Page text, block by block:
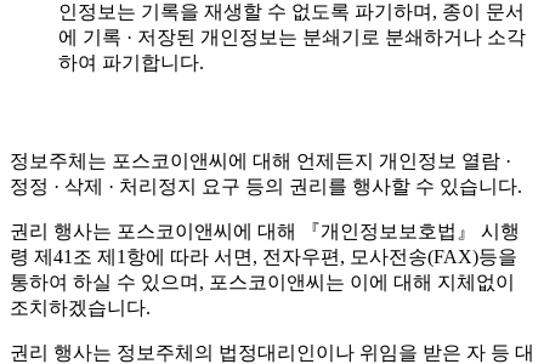
인정보는 기록을 재생할 수 없도록 파기하며, 종이 문서
에 기록 · 저장된 개인정보는 분쇄기로 분쇄하거나 소각
하여 파기합니다.
정보주체는 포스코이앤씨에 대해 언제든지 개인정보 열람 ·
정정 · 삭제 · 처리정지 요구 등의 권리를 행사할 수 있습니다.
권리 행사는 포스코이앤씨에 대해 『개인정보보호법』 시행
령 제41조 제1항에 따라 서면, 전자우편, 모사전송(FAX)등을
통하여 하실 수 있으며, 포스코이앤씨는 이에 대해 지체없이
조치하겠습니다.
권리 행사는 정보주체의 법정대리인이나 위임을 받은 자 등 대